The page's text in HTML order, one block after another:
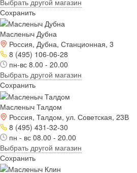
Выбрать другой магазин
Сохранить
Масленыч Дубна
Россия, Дубна, Станционная, 3
8 (495) 106-06-28
пн-вс 8.00 - 20.00
Выбрать другой магазин
Сохранить
Масленыч Талдом
Россия, Талдом, ул. Советская, 23В
8 (495) 431-32-30
пн - вс 08.00 - 20.00
Выбрать другой магазин
Сохранить